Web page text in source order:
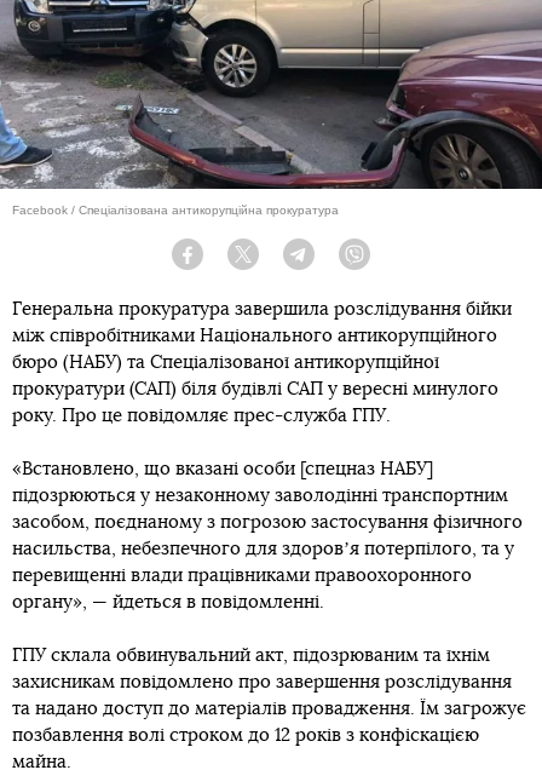
Facebook / Спеціалізована антикорупційна прокуратура
Facebook Twitter Telegram
Генеральна прокуратура завершила розслідування бійки
між співробітниками Національного антикорупційного
бюро (НАБУ) та Спеціалізованої антикорупційної
прокуратури (САП) біля будівлі САП у вересні минулого
року. Про це повідомляє прес-служба ГПУ.
«Встановлено, що вказані особи [спецназ НАБУ]
підозрюються у незаконному заволодінні транспортним
засобом, поєднаному з погрозою застосування фізичного
насильства, небезпечного для здоровʼя потерпілого, та у
перевищенні влади працівниками правоохоронного
органу», — йдеться в повідомленні.
ГПУ склала обвинувальний акт, підозрюваним та їхнім
захисникам повідомлено про завершення розслідування
та надано доступ до матеріалів провадження. Їм загрожує
позбавлення волі строком до 12 років з конфіскацією
майна.